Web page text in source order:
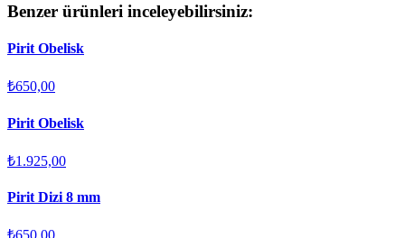
Benzer ürünleri inceleyebilirsiniz:
Pirit Obelisk
₺650,00
Pirit Obelisk
₺1.925,00
Pirit Dizi 8 mm